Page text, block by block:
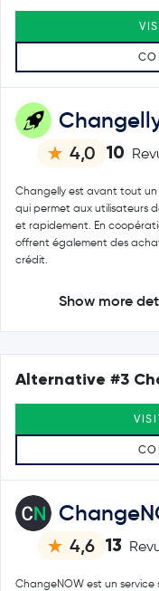
4,0 10
Changelly est avant tout
qui permet aux utilisateurs
et rapidement. En
offrent également des
crédit.
Show more
4,6 13
ChangeNOW est un
Alternative #3